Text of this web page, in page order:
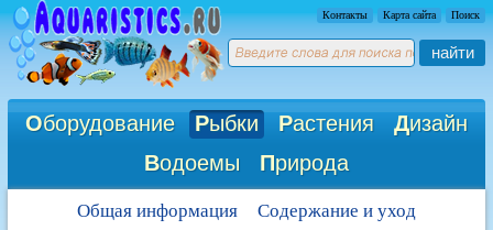
Контакты Карта сайта Поиск
найти
Оборудование Рыбки Растения Дизайн
Водоемы Природа
Общая информация
Содержание и уход